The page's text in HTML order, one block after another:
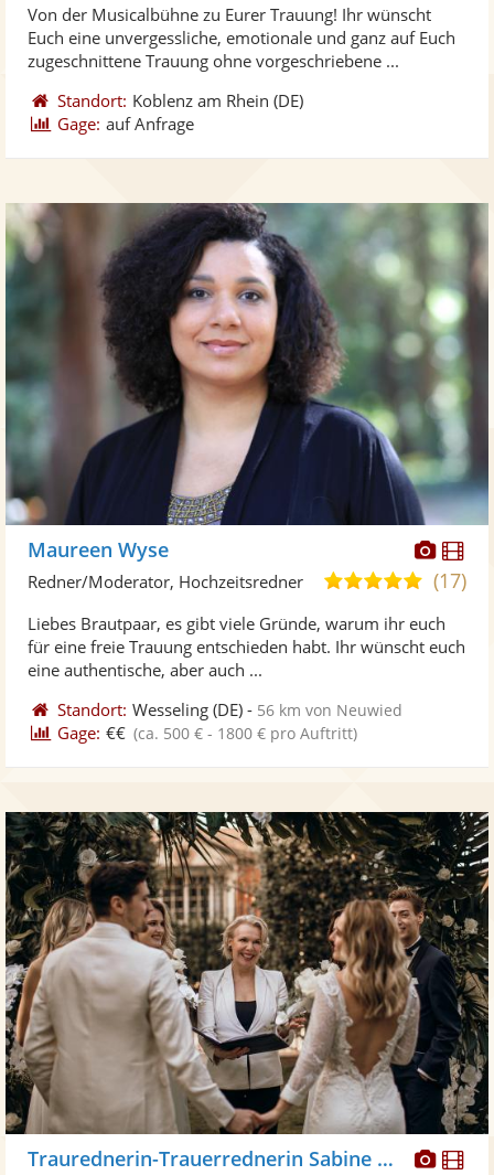
5
Von der Musicalbühne zu Eurer Trauung! Ihr wünscht
Euch eine unvergessliche, emotionale und ganz auf Euch
zugeschnittene Trauung ohne vorgeschriebene ...
Standort: Koblenz am Rhein (DE)
Gage: auf Anfrage
Fotos
Maureen Wyse
5,0
5
(17)
Redner/Moderator, Hochzeitsredner
Liebes Brautpaar, es gibt viele Gründe, warum ihr euch
für eine freie Trauung entschieden habt. Ihr wünscht euch
eine authentische, aber auch ...
Standort: Wesseling (DE) - 56 km von Neuwied
Gage: €€ (ca. 500 € - 1800 € pro Auftritt)
Traurednerin-Trauerrednerin Sabine Heil